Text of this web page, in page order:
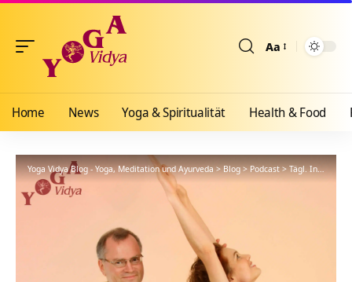
Aa
Home News Yoga & Spiritualität Health & Food
Yoga Vidya Blog - Yoga, Meditation und Ayurveda>Blog>Podcast>Tägl. Inspiration